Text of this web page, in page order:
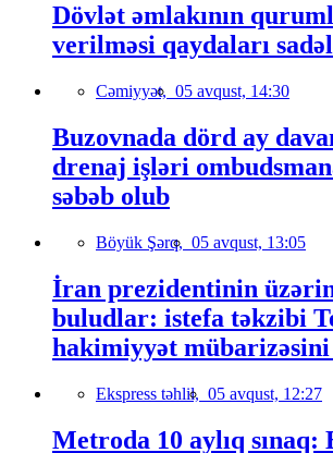
Dövlət əmlakının
verilməsi qaydaları
Cəmiyyət, 05 avqust, 14:30
Buzovnada dörd ay
drenaj işləri
səbəb olub
Böyük Şərq, 05 avqust, 13:05
İran prezidentinin
buludlar: istefa təkzibi
hakimiyyət mübarizəsini
Ekspress təhlil, 05 avqust, 12:27
Metroda 10 aylıq sınaq: